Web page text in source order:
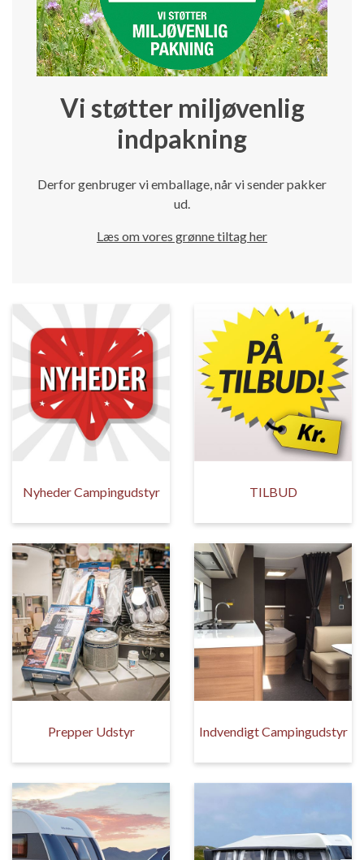
Vi støtter miljøvenlig
indpakning
Derfor genbruger vi emballage, når vi sender pakker
ud.
Læs om vores grønne tiltag her
Nyheder Campingudstyr TILBUD
Prepper Udstyr Indvendigt Campingudstyr